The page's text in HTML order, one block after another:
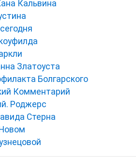
Кальвина
Златоуста
Болгарского
Комментарий
Роджерс
Стерна